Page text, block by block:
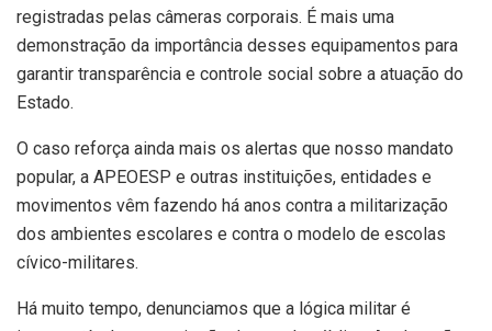
registradas pelas câmeras corporais. É mais uma
demonstração da importância desses equipamentos para
garantir transparência e controle social sobre a atuação do
Estado.
O caso reforça ainda mais os alertas que nosso mandato
popular, a APEOESP e outras instituições, entidades e
movimentos vêm fazendo há anos contra a militarização
dos ambientes escolares e contra o modelo de escolas
cívico-militares.
Há muito tempo, denunciamos que a lógica militar é